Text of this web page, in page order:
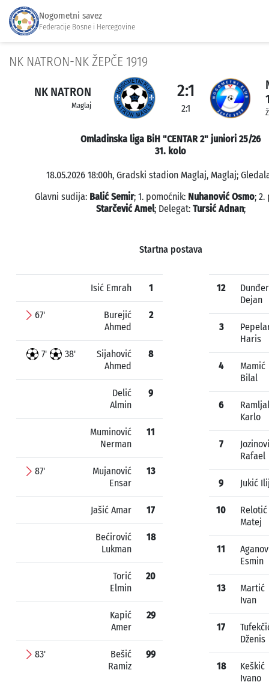
Nogometni savez
Federacije Bosne i Hercegovine
NK NATRON-NK ŽEPČE 1919
NK NATRON
Maglaj
2:1
2:1
Omladinska liga BiH "CENTAR 2" juniori 25/26
31. kolo
18.05.2026 18:00h, Gradski stadion Maglaj, Maglaj;
Glavni sudija: Balić Semir; 1. pomoćnik: Nuhanović Osmo; 2.
Starčević Amel; Delegat: Tursić Adnan;
Startna postava
Isić Emrah 1
67'
Burejić
Ahmed
2
7' 38'
Sijahović
Ahmed
8
Delić
Almin
9
Muminović
Nerman
11
87'
Mujanović
Ensar
13
Jašić Amar 17
Bećirović
Lukman
18
Torić
Elmin
20
Kapić
Amer
29
83'
Bešić
Ramiz
99
12
Dunđer
Dejan
3
Haris
4
Mamić
Bilal
6
Karlo
7
Rafael
9 Jukić
10
Relotić
Matej
11
Esmin
13
Martić
Ivan
17
Dženis
18
Keškić
Ivano